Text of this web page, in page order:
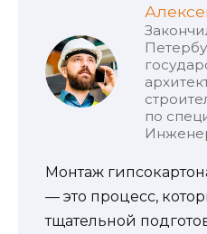
по
Монтаж
— это процесс,
тщательной